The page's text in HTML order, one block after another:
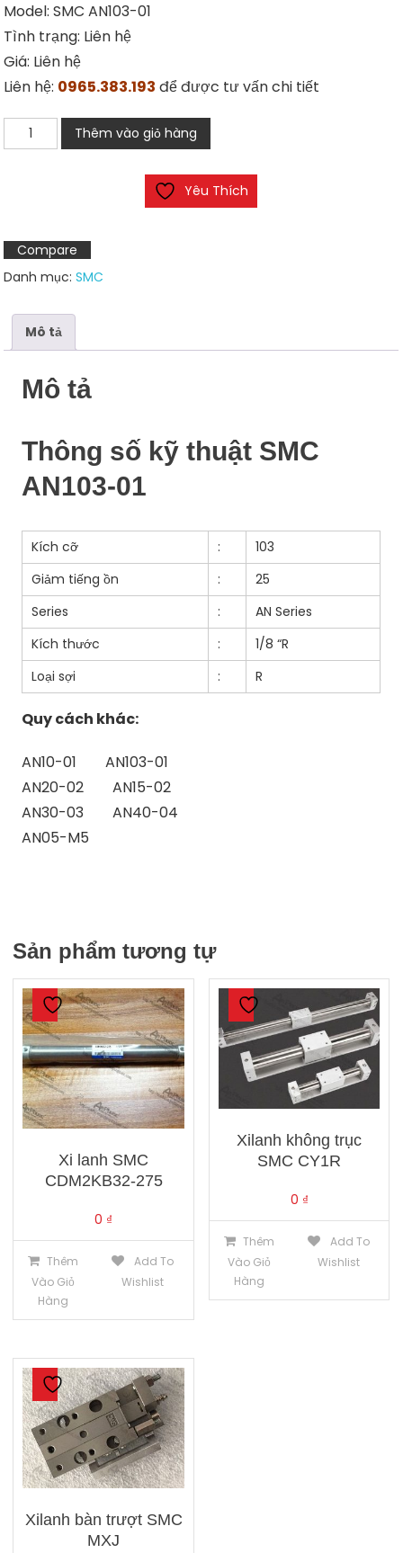
Model: SMC AN103-01
Tình trạng: Liên hệ
Giá: Liên hệ
Liên hệ: 0965.383.193 để được tư vấn chi tiết
SMC
AN103-
Thêm vào giỏ hàng
Yêu Thích
Compare
Danh mục:SMC
Mô tả
Mô tả
Thông số kỹ thuật SMC
AN103-01
Kích cỡ :
103
Giảm tiếng ồn
:
25
Series
:
AN Series
Kích thước
:
1/8 “R
Loại sợi
: R
Quy cách khác:
AN10-01 AN103-01
AN20-02 AN15-02
AN30-03 AN40-04
AN05-M5
Sản phẩm tương tự
Xi lanh SMC
CDM2KB32-275
0 ₫
Thêm
Vào Giỏ
Hàng
Add To
Wishlist
Xilanh không trục
SMC CY1R
0 ₫
Thêm
Vào Giỏ
Hàng
Add To
Wishlist
Xilanh bàn trượt SMC
MXJ